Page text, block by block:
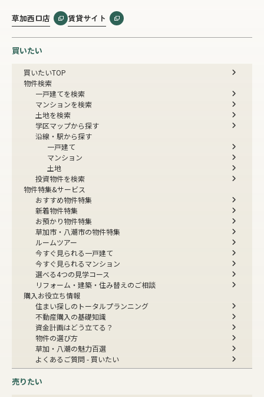
草加西口店 賃貸サイト
買いたい
買いたいTOP
物件検索
一戸建てを検索
マンションを検索
土地を検索
学区マップから探す
沿線・駅から探す
一戸建て
マンション
土地
投資物件を検索
物件特集&サービス
おすすめ物件特集
新着物件特集
お預かり物件特集
草加市・八潮市の物件特集
ルームツアー
今すぐ見られる一戸建て
今すぐ見られるマンション
選べる4つの見学コース
リフォーム・建築・住み替えのご相談
購入お役立ち情報
住まい探しのトータルプランニング
不動産購入の基礎知識
資金計画はどう立てる？
物件の選び方
草加・八潮の魅力百選
よくあるご質問 - 買いたい
売りたい